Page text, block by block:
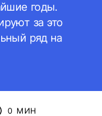
годы.
за это
ряд на
0 МИН